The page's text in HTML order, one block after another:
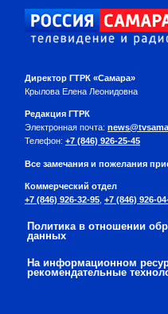
Директор ГТРК «Самара»
Крылова Елена Леонидовна
Редакция ГТРК
Электронная почта:
Телефон: +7 (846) 926-25-45
Все замечания и пожелания
Коммерческий отдел
+7 (846) 926-32-95 +7 (846) 926-
Политика в отношении
данных
На информационном
рекомендательные